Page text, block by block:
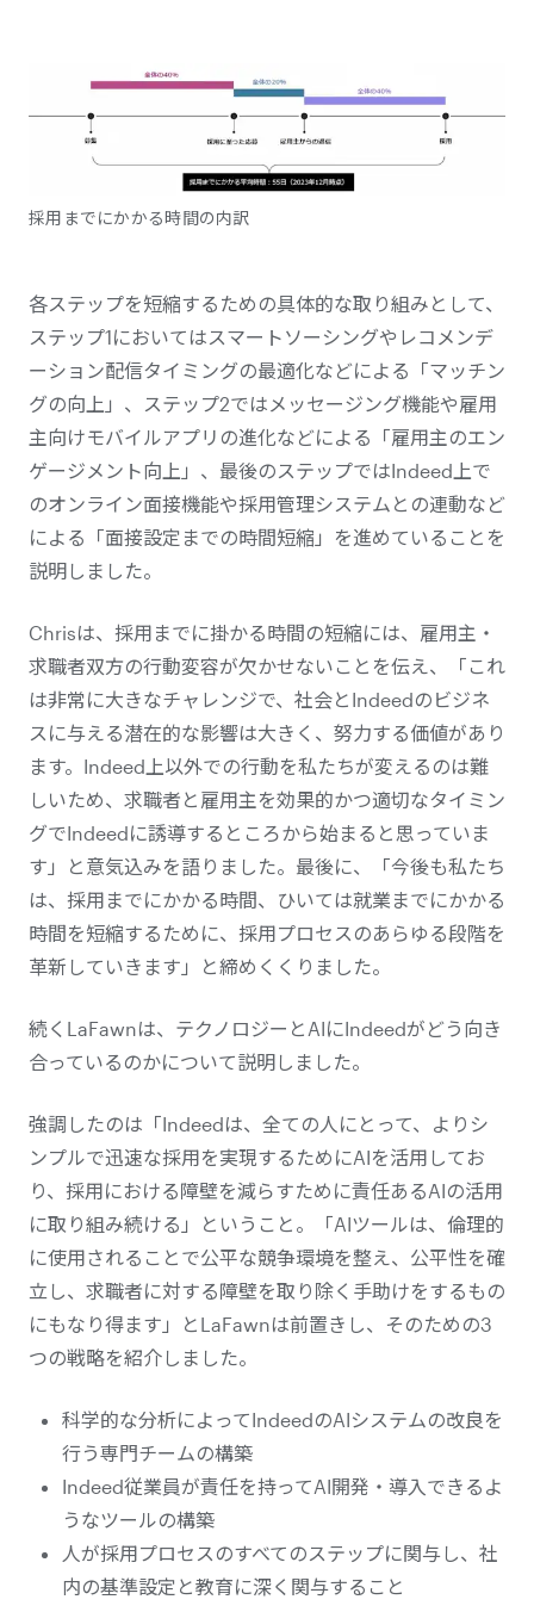
採用までにかかる時間の内訳
各ステップを短縮するための具体的な取り組みとして、
ステップ1においてはスマートソーシングやレコメンデ
ーション配信タイミングの最適化などによる「マッチン
グの向上」、ステップ2ではメッセージング機能や雇用
主向けモバイルアプリの進化などによる「雇用主のエン
ゲージメント向上」、最後のステップではIndeed上で
のオンライン面接機能や採用管理システムとの連動など
による「面接設定までの時間短縮」を進めていることを
説明しました。
Chrisは、採用までに掛かる時間の短縮には、雇用主・
求職者双方の行動変容が欠かせないことを伝え、「これ
は非常に大きなチャレンジで、社会とIndeedのビジネ
スに与える潜在的な影響は大きく、努力する価値があり
ます。Indeed上以外での行動を私たちが変えるのは難
しいため、求職者と雇用主を効果的かつ適切なタイミン
グでIndeedに誘導するところから始まると思っていま
す」と意気込みを語りました。最後に、「今後も私たち
は、採用までにかかる時間、ひいては就業までにかかる
時間を短縮するために、採用プロセスのあらゆる段階を
革新していきます」と締めくくりました。
続くLaFawnは、テクノロジーとAIにIndeedがどう向き
合っているのかについて説明しました。
強調したのは「Indeedは、全ての人にとって、よりシ
ンプルで迅速な採用を実現するためにAIを活用してお
り、採用における障壁を減らすために責任あるAIの活用
に取り組み続ける」ということ。「AIツールは、倫理的
に使用されることで公平な競争環境を整え、公平性を確
立し、求職者に対する障壁を取り除く手助けをするもの
にもなり得ます」とLaFawnは前置きし、そのための3
つの戦略を紹介しました。
科学的な分析によってIndeedのAIシステムの改良を
行う専門チームの構築
Indeed従業員が責任を持ってAI開発・導入できるよ
うなツールの構築
人が採用プロセスのすべてのステップに関与し、社
内の基準設定と教育に深く関与すること